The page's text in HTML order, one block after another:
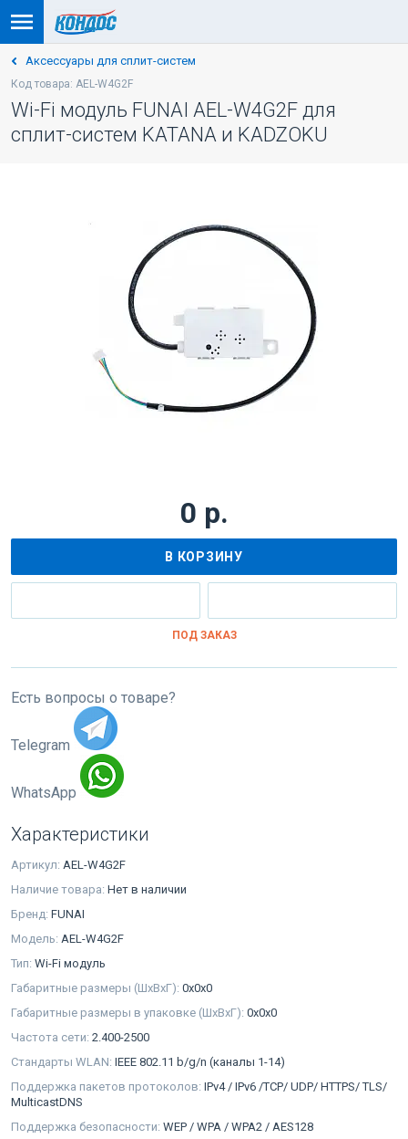
Аксессуары для сплит-систем
Код товара: AEL-W4G2F
Wi-Fi модуль FUNAI AEL-W4G2F для
сплит-систем KATANA и KADZOKU
0 р.
В КОРЗИНУ
ПОД ЗАКАЗ
Есть вопросы о товаре?
Telegram
WhatsApp
Характеристики
Артикул: AEL-W4G2F
Наличие товара: Нет в наличии
Бренд: FUNAI
Модель: AEL-W4G2F
Тип: Wi-Fi модуль
Габаритные размеры (ШxВxГ): 0x0x0
Габаритные размеры в упаковке (ШxВxГ): 0x0x0
Частота сети: 2.400-2500
Стандарты WLAN: IEEE 802.11 b/g/n (каналы 1-14)
Поддержка пакетов протоколов: IPv4 / IPv6 /TCP/ UDP/ HTTPS/ TLS/
MulticastDNS
Поддержка безопасности: WEP / WPA / WPA2 / AES128